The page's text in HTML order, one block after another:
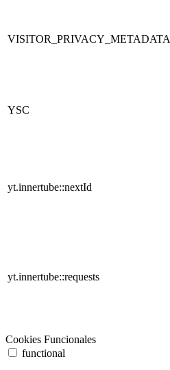
VISITOR_PRIVACY_METADATA
YSC
yt.innertube::nextId
yt.innertube::requests
Cookies Funcionales
functional